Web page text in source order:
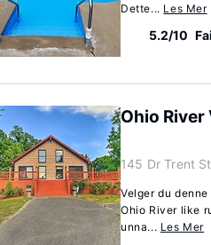
Dette... Les Mer
5.2/10
Ohio River
145 Dr Trent
Velger du
Ohio River like
unna... Les Mer